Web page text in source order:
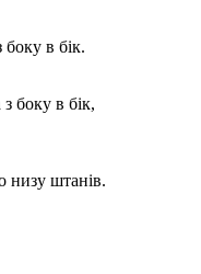
в бік.
боку в бік,
низу штанів.